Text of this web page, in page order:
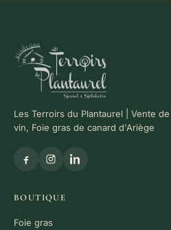
Les Terroirs du Plantaurel | Vente de
vin, Foie gras de canard d'Ariège
BOUTIQUE
Foie gras